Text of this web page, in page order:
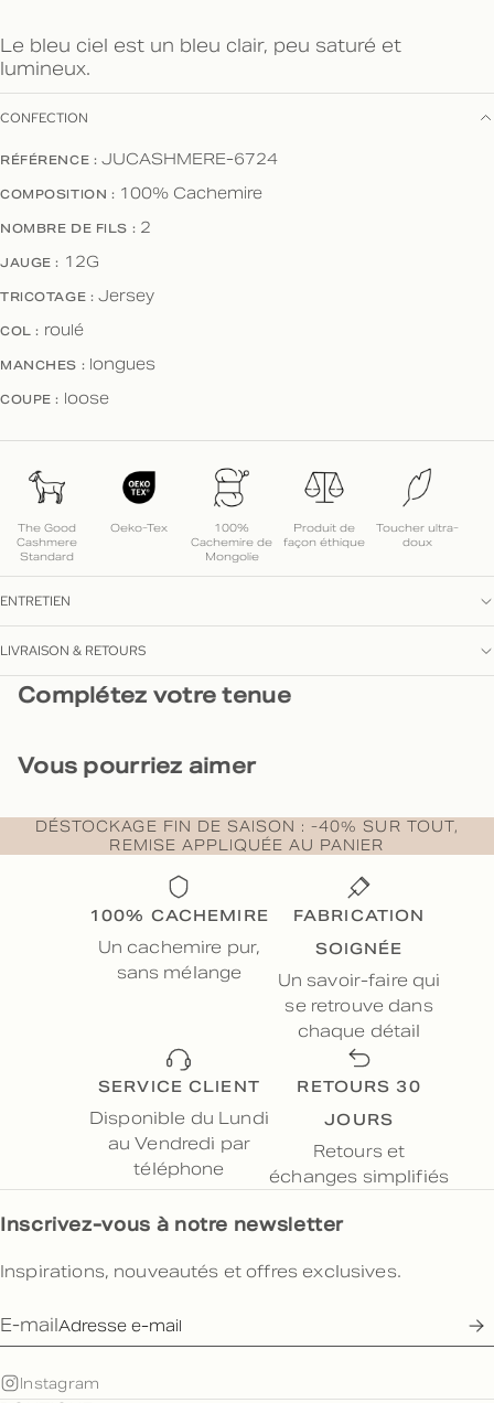
Le bleu ciel est un bleu clair, peu saturé et
lumineux.
CONFECTION
RÉFÉRENCE : JUCASHMERE-6724
COMPOSITION : 100% Cachemire
NOMBRE DE FILS : 2
JAUGE : 12G
TRICOTAGE : Jersey
COL : roulé
MANCHES : longues
COUPE : loose
The Good
Cashmere
Standard
Oeko-Tex
100%
Cachemire de
Mongolie
Produit de
façon éthique
Toucher ultra-
doux
ENTRETIEN
LIVRAISON & RETOURS
Complétez votre tenue
Vous pourriez aimer
DÉSTOCKAGE FIN DE SAISON : -40% SUR TOUT,
REMISE APPLIQUÉE AU PANIER
100% CACHEMIRE
Un cachemire pur,
sans mélange
FABRICATION
SOIGNÉE
Un savoir-faire qui
se retrouve dans
chaque détail
SERVICE CLIENT
Disponible du Lundi
au Vendredi par
téléphone
RETOURS 30
JOURS
Retours et
échanges simplifiés
Inscrivez-vous à notre newsletter
Inspirations, nouveautés et offres exclusives.
E-mail
Instagram